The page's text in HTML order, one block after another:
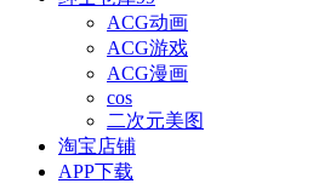
ACG动画
ACG游戏
ACG漫画
cos
二次元美图
淘宝店铺
APP下载